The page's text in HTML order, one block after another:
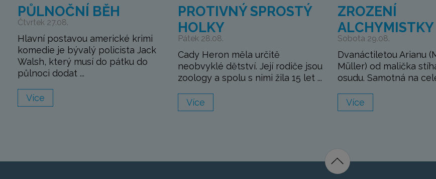
PŮLNOČNÍ BĚH
Čtvrtek 27.08.
Hlavní postavou americké krimi
komedie je bývalý policista Jack
Walsh, který musí do pátku do
půlnoci dodat ...
Více
PROTIVNÝ SPROSTÝ
HOLKY
Pátek 28.08.
Cady Heron měla určitě
neobvyklé dětství. Její rodiče jsou
zoology a spolu s nimi žila 15 let ...
Více
ZROZENÍ
ALCHYMISTKY
Sobota 29.08.
Dvanáctiletou Arianu
Müller) od malička
osudu. Samotná na
Více